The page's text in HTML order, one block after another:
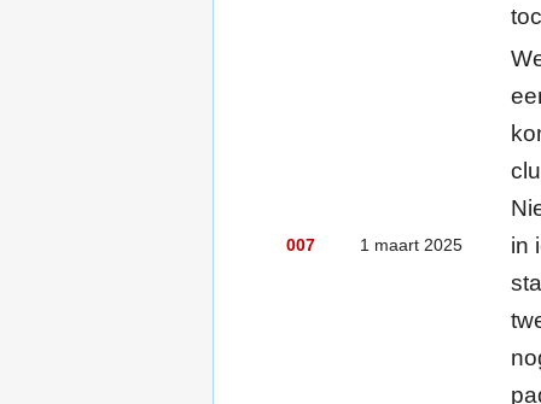
007 1 maart 2025
in